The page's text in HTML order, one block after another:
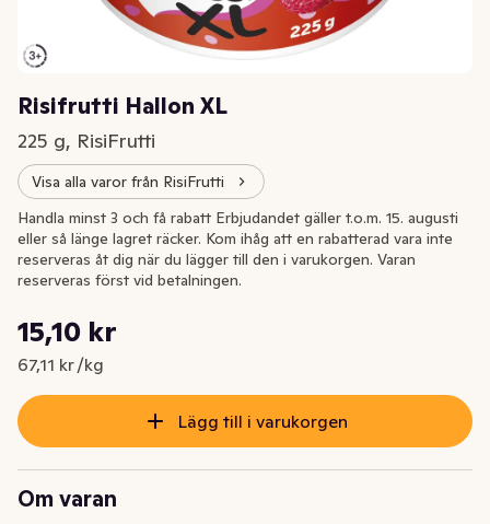
Risifrutti Hallon XL
225 g, RisiFrutti
Visa alla varor från RisiFrutti
Nuvarande pris är: 15,10 kr
15,10 kr
67,11 kr /kg
Styckpris: 67,11 kr /kg
Handla minst 3 och få rabatt Erbjudandet gäller t.o.m. 15. augusti
eller så länge lagret räcker. Kom ihåg att en rabatterad vara inte
reserveras åt dig när du lägger till den i varukorgen. Varan
reserveras först vid betalningen.
Lägg till i varukorgen
Om varan